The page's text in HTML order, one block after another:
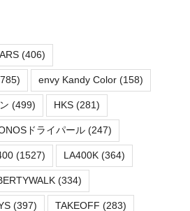
(406)
envy Kandy Color (158)
(499) HKS (281)
ドライパール (247)
(1527) LA400K (364)
(334)
(397) TAKEOFF (283)